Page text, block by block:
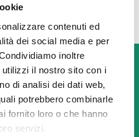
contenuti ed
dei social media e per
inoltre
il nostro sito con i
di analisi dei dati web,
potrebbero combinarle
fornito loro o che hanno
servizi.
più fresche ed efficienti